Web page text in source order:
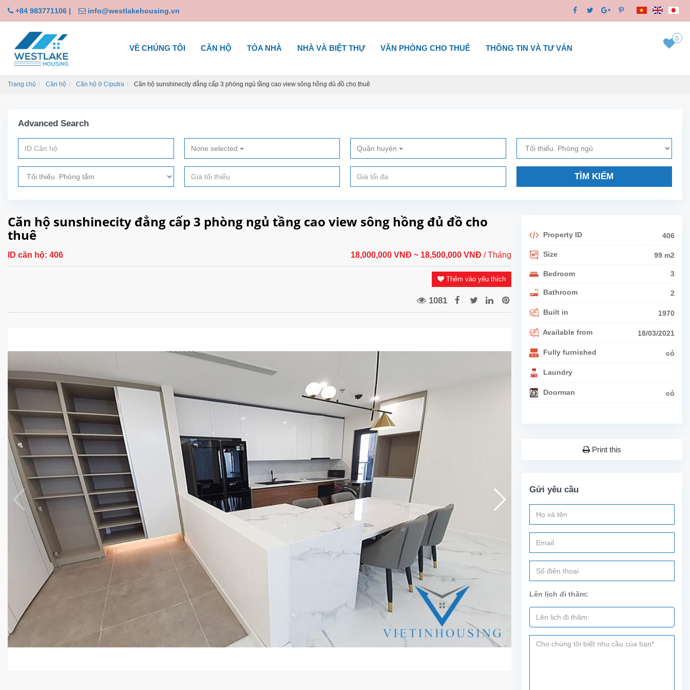
+84 983771106 | info@westlakehousing.vn
VỀ CHÚNG TÔI CĂN HỘ TÒA NHÀ NHÀ VÀ BIỆT THỰ VĂN PHÒNG CHO THUÊ THÔNG TIN VÀ TƯ VẤN
0
Trang chủ Căn hộ Căn hộ ở Ciputra Căn hộ sunshinecity đẳng cấp 3 phòng ngủ tầng cao view sông hồng đủ đồ cho thuê
Advanced Search
None selected Quận huyện
TÌM KIẾM
Căn hộ sunshinecity đẳng cấp 3 phòng ngủ tầng cao view sông hồng đủ đồ cho
thuê
ID căn hộ: 406 18,000,000 VNĐ ~ 18,500,000 VNĐ / Tháng
Thêm vào yêu thích
1081
Property ID 406
Size 99 m2
Bedroom 3
Bathroom 2
Built in 1970
Available from 18/03/2021
Fully furnished có
Laundry
Doorman có
Print this
Gửi yêu cầu
Lên lịch đi thăm: